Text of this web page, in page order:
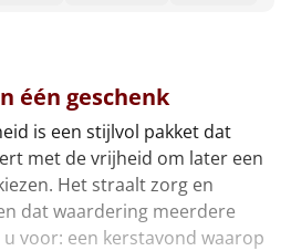
één geschenk
is een stijlvol pakket dat
met de vrijheid om later een
Het straalt zorg en
dat waardering meerdere
voor: een kerstavond waarop